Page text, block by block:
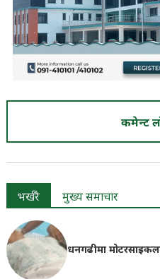
कमेन्ट
भर्खरै मुख्य समाचार
धनगढीमा